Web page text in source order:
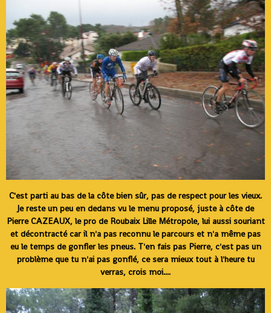
C'est parti au bas de la côte bien sûr, pas de respect pour les vieux.
Je reste un peu en dedans vu le menu proposé, juste à côte de
Pierre CAZEAUX, le pro de Roubaix Lille Métropole, lui aussi souriant
et décontracté car il n'a pas reconnu le parcours et n'a même pas
eu le temps de gonfler les pneus. T'en fais pas Pierre, c'est pas un
problème que tu n'ai pas gonflé, ce sera mieux tout à l'heure tu
verras, crois moi....